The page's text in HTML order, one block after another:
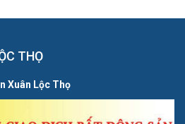
THỌ
Xuân Lộc Thọ